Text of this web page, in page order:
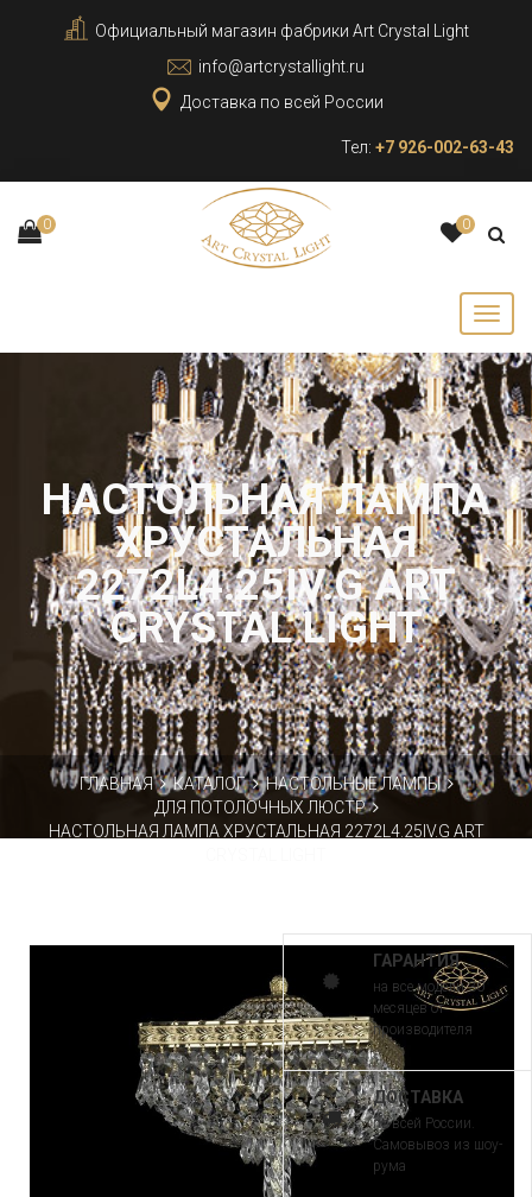
Официальный магазин фабрики Art Crystal Light
info@artcrystallight.ru
Доставка по всей России
Тел: +7 926-002-63-43
0 0
НАСТОЛЬНАЯ ЛАМПА
ХРУСТАЛЬНАЯ
2272L4.25IV.G ART
CRYSTAL LIGHT
ГЛАВНАЯ КАТАЛОГ
НАСТОЛЬНЫЕ ЛАМПЫ
ДЛЯ ПОТОЛОЧНЫХ ЛЮСТР
НАСТОЛЬНАЯ ЛАМПА ХРУСТАЛЬНАЯ 2272L4.25IV.G ART
ГАРАНТИЯ
на все модели 30
месяцев от
производителя
ДОСТАВКА
по всей России.
Самовывоз из шоу-
рума